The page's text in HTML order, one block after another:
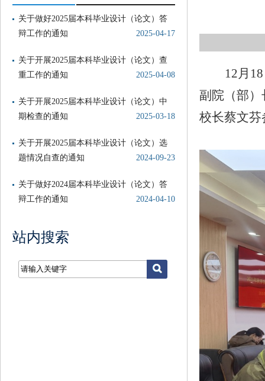
关于做好2025届本科毕业设计（论文）答
辩工作的通知
2025-04-17
关于开展2025届本科毕业设计（论文）查
重工作的通知
2025-04-08
关于开展2025届本科毕业设计（论文）中
期检查的通知
2025-03-18
关于开展2025届本科毕业设计（论文）选
题情况自查的通知
2024-09-23
关于做好2024届本科毕业设计（论文）答
辩工作的通知
2024-04-10
站内搜索
12月
副院（部
校长蔡文